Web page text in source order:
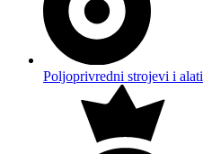
Poljoprivredni strojevi i alati